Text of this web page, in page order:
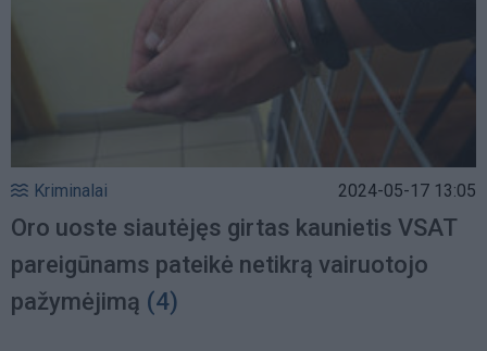
Kriminalai 2024-05-17 13:05
Oro uoste siautėjęs girtas kaunietis VSAT
pareigūnams pateikė netikrą vairuotojo
pažymėjimą (4)